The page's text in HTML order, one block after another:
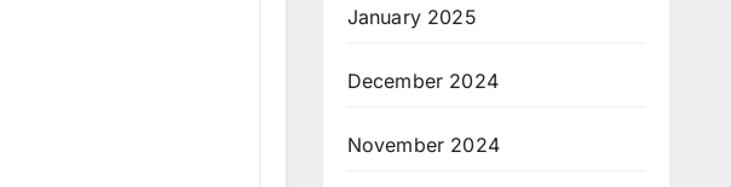
January 2025
December 2024
November 2024